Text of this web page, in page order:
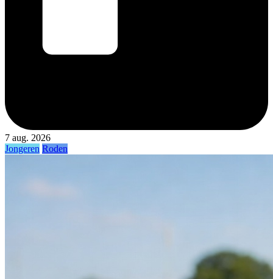
7 aug. 2026
Jongeren Roden